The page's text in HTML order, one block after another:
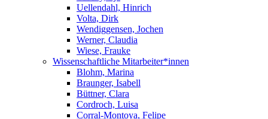
Uellendahl, Hinrich
Volta, Dirk
Wendiggensen, Jochen
Werner, Claudia
Wiese, Frauke
Wissenschaftliche Mitarbeiter*innen
Blohm, Marina
Braunger, Isabell
Büttner, Clara
Cordroch, Luisa
Corral-Montoya, Felipe